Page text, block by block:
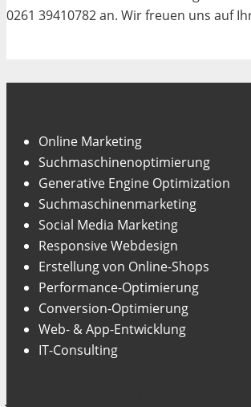
0261 39410782 an. Wir freuen uns auf
Online Marketing
Suchmaschinenoptimierung
Generative Engine Optimization
Suchmaschinenmarketing
Social Media Marketing
Responsive Webdesign
Erstellung von Online-Shops
Performance-Optimierung
Conversion-Optimierung
Web- & App-Entwicklung
IT-Consulting